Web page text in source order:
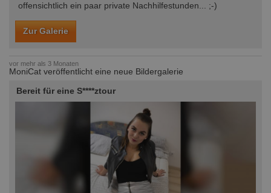
offensichtlich ein paar private Nachhilfestunden... ;-)
Zur Galerie
vor mehr als 3 Monaten
MoniCat veröffentlicht eine neue Bildergalerie
Bereit für eine S****ztour